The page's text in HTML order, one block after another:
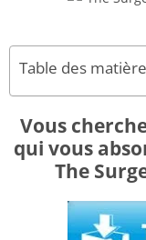
Table des
Vous
qui vous
The